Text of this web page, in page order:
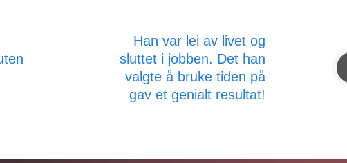
Han var lei av livet og
sluttet i jobben. Det han
valgte å bruke tiden på
gav et genialt resultat!